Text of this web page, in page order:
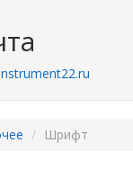
Шрифт